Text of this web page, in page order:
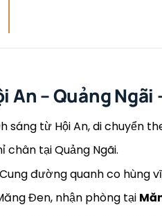
An – Quảng
sáng từ Hội An, di chuyển
chân tại Quảng Ngãi.
đường quanh co hùng
Đen, nhận phòng tại